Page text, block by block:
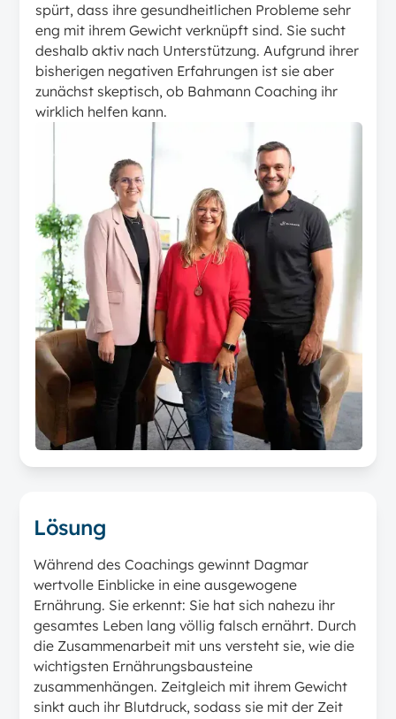
spürt, dass ihre gesundheitlichen Probleme sehr
eng mit ihrem Gewicht verknüpft sind. Sie sucht
deshalb aktiv nach Unterstützung. Aufgrund ihrer
bisherigen negativen Erfahrungen ist sie aber
zunächst skeptisch, ob Bahmann Coaching ihr
wirklich helfen kann.
Lösung
Während des Coachings gewinnt Dagmar
wertvolle Einblicke in eine ausgewogene
Ernährung. Sie erkennt: Sie hat sich nahezu ihr
gesamtes Leben lang völlig falsch ernährt. Durch
die Zusammenarbeit mit uns versteht sie, wie die
wichtigsten Ernährungsbausteine
zusammenhängen. Zeitgleich mit ihrem Gewicht
sinkt auch ihr Blutdruck, sodass sie mit der Zeit